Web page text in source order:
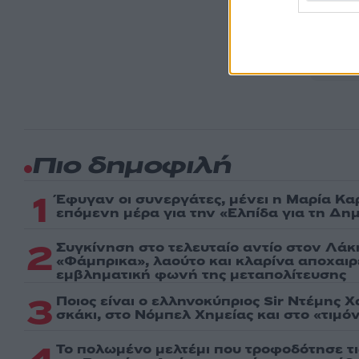
Πιο δημοφιλή
1 Έφυγαν οι συνεργάτες, μένει η Μαρία
επόμενη μέρα για την «Ελπίδα για τη
2 Συγκίνηση στο τελευταίο αντίο στον
«Φάμπρικα», λαούτο και κλαρίνα
εμβληματική φωνή της μεταπολίτευσης
3 Ποιος είναι ο ελληνοκύπριος Sir Ντέμης
σκάκι, στο Νόμπελ Χημείας και στο
Το πολωμένο μελτέμι που τροφοδότησε